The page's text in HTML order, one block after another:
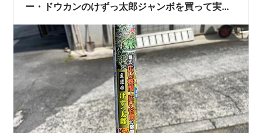
ー・ドウカンのけずっ太郎ジャンボを買って実際